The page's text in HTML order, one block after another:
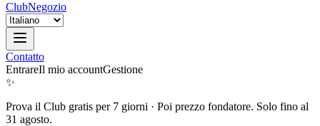
ClubNegozio
Contatto
EntrareIl mio accountGestione
✨
Prova il Club gratis per 7 giorni · Poi prezzo fondatore. Solo fino al
31 agosto.